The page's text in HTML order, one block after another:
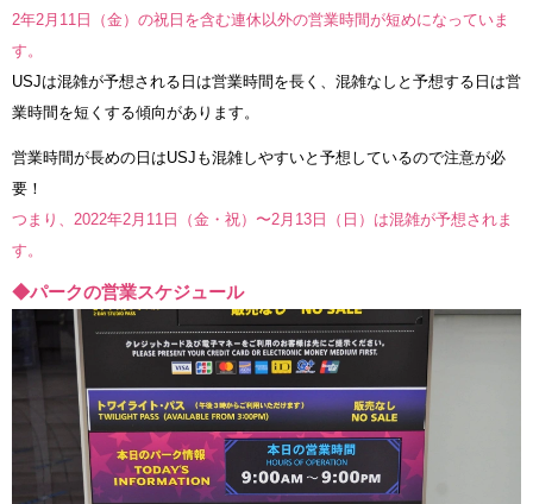
2年2月11日（金）の祝日を含む連休以外の営業時間が短めになっていま
す。
USJは混雑が予想される日は営業時間を長く、混雑なしと予想する日は営
業時間を短くする傾向があります。
営業時間が長めの日はUSJも混雑しやすいと予想しているので注意が必
要！
つまり、2022年2月11日（金・祝）〜2月13日（日）は混雑が予想されま
す。
◆パークの営業スケジュール